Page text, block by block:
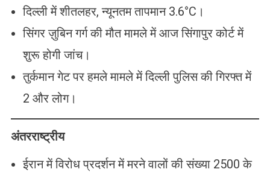
दिल्ली में शीतलहर, न्यूनतम तापमान 3.6°C।
सिंगर ज़ुबिन गर्ग की मौत मामले में आज सिंगापुर कोर्ट में
शुरू होगी जांच।
तुर्कमान गेट पर हमले मामले में दिल्ली पुलिस की गिरफ्त में
2 और लोग।
अंतरराष्ट्रीय
ईरान में विरोध प्रदर्शन में मरने वालों की संख्या 2500 के